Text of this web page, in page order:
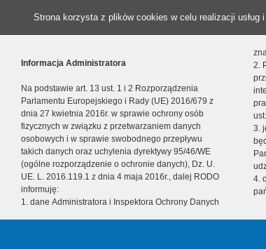
Strona korzysta z plików cookies w celu realizacji usług
Informacja Administratora
Na podstawie art. 13 ust. 1 i 2 Rozporządzenia
Parlamentu Europejskiego i Rady (UE) 2016/679 z
dnia 27 kwietnia 2016r. w sprawie ochrony osób
fizycznych w związku z przetwarzaniem danych
osobowych i w sprawie swobodnego przepływu
takich danych oraz uchylenia dyrektywy 95/46/WE
(ogólne rozporządzenie o ochronie danych), Dz. U.
UE. L. 2016.119.1 z dnia 4 maja 2016r., dalej RODO
informuję:
1. dane Administratora i Inspektora Ochrony Danych
2.
3.
4.